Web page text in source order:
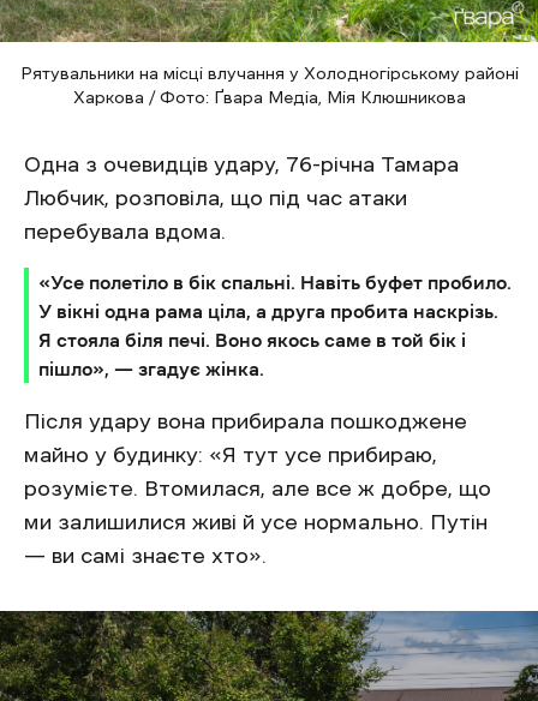
Рятувальники на місці влучання у Холодногірському районі
Харкова / Фото: Ґвара Медіа, Мія Клюшникова
Одна з очевидців удару, 76-річна Тамара
Любчик, розповіла, що під час атаки
перебувала вдома.
«Усе полетіло в бік спальні. Навіть буфет пробило.
У вікні одна рама ціла, а друга пробита наскрізь.
Я стояла біля печі. Воно якось саме в той бік і
пішло», — згадує жінка.
Після удару вона прибирала пошкоджене
майно у будинку: «Я тут усе прибираю,
розумієте. Втомилася, але все ж добре, що
ми залишилися живі й усе нормально. Путін
— ви самі знаєте хто».